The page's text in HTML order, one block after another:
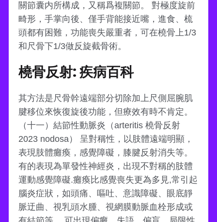
關節囊内所構成，又稱爲複關節。 對極度旋前
畸形，手掌向後、僅手背能接近嘴，進食、梳
頭都有困難，功能喪失嚴重者，可在橈骨上1/3
和尺骨下1/3做反旋截骨術。
橈骨反射: 疾病百科
其方法是尺骨幹遠端部分切除加上尺側屈腕肌
腱移位來恢復旋後功能，但療效有時不肯定。
（十一）結節性動脈炎（arteritis 橈骨反射
2023 nodosa） 呈對稱性，以肢體遠端明顯，
表現肢體癱瘓，感覺障礙，膝腱反射消失等。
有的表現為單發性神經炎，出現不對稱的肢體
運動感覺障礙.癱瘓比感覺喪失更為多見,常引起
腦炎症狀，如頭痛、嘔吐、意識障礙、眼底靜
脈迂曲、視乳頭水腫、視網膜動脈血栓形成或